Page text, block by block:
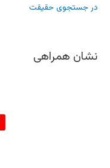
در جستجوی حقیقت
نشان همراهی